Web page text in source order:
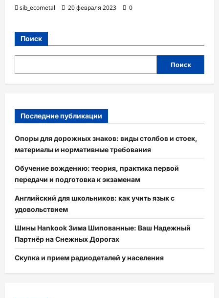
sib_ecometal 20 февраля 2023 0
Поиск
Поиск
Последние публикации
Опоры для дорожных знаков: виды столбов и стоек,
материалы и нормативные требования
Обучение вождению: теория, практика первой
передачи и подготовка к экзаменам
Английский для школьников: как учить язык с
удовольствием
Шины Hankook Зима Шипованные: Ваш Надежный
Партнёр на Снежных Дорогах
Скупка и прием радиодеталей у населения